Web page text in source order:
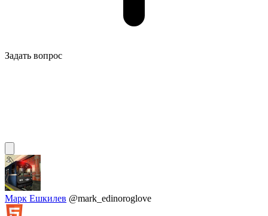
Задать вопрос
Марк Ешкилев @mark_edinoroglove